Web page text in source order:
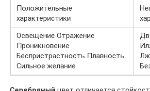
Положительные
характеристики
Освещение Отражение
Проникновение
Беспристрастность Плавность
Сильное желание